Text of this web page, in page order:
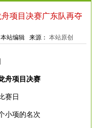
项目决赛广东队再夺
本站编辑 来源：本站原创
舟项目决赛
赛日
小项的名次